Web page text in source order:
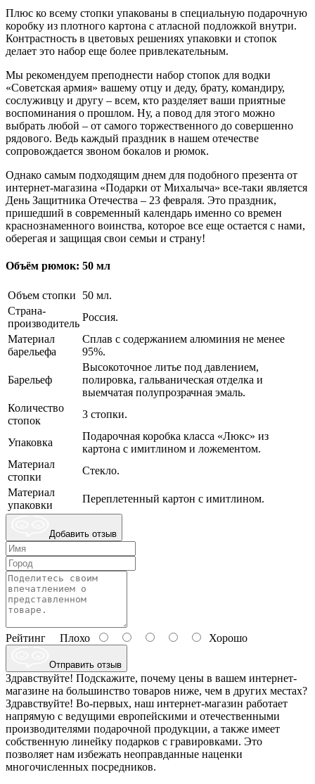
Плюс ко всему стопки упакованы в специальную подарочную
коробку из плотного картона с атласной подложкой внутри.
Контрастность в цветовых решениях упаковки и стопок
делает это набор еще более привлекательным.
Мы рекомендуем преподнести набор стопок для водки
«Советская армия» вашему отцу и деду, брату, командиру,
сослуживцу и другу – всем, кто разделяет ваши приятные
воспоминания о прошлом. Ну, а повод для этого можно
выбрать любой – от самого торжественного до совершенно
рядового. Ведь каждый праздник в нашем отечестве
сопровождается звоном бокалов и рюмок.
Однако самым подходящим днем для подобного презента от
интернет-магазина «Подарки от Михалыча» все-таки является
День Защитника Отечества – 23 февраля. Это праздник,
пришедший в современный календарь именно со времен
краснознаменного воинства, которое все еще остается с нами,
оберегая и защищая свои семьи и страну!
Объём рюмок: 50 мл
Объем стопки
50 мл.
Страна-
производитель
Россия.
Материал
барельефа
Сплав с содержанием алюминия не менее
95%.
Барельеф
Высокоточное литье под давлением,
полировка, гальваническая отделка и
выемчатая полупрозрачная эмаль.
Количество
стопок
3 стопки.
Упаковка
Подарочная коробка класса «Люкс» из
картона с имитлином и ложементом.
Материал
стопки
Стекло.
Материал
упаковки
Переплетенный картон с имитлином.
Добавить отзыв
Рейтинг Плохо Хорошо
Отправить отзыв
Здравствуйте! Подскажите, почему цены в вашем интернет-
магазине на большинство товаров ниже, чем в других местах?
Здравствуйте! Во-первых, наш интернет-магазин работает
напрямую с ведущими европейскими и отечественными
производителями подарочной продукции, а также имеет
собственную линейку подарков с гравировками. Это
позволяет нам избежать неоправданные наценки
многочисленных посредников.